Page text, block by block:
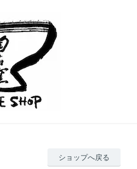
ショップへ戻る